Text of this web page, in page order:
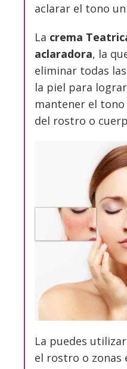
aclarar el tono
La crema
aclaradora, la
eliminar todas
la piel para
mantener el
del rostro o
La puedes
el rostro o zonas